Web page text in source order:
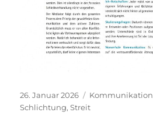
Veröffentlicht
am
26. Januar 2026 Schlagwörter
Kommunikation
Schlichtung,Streit